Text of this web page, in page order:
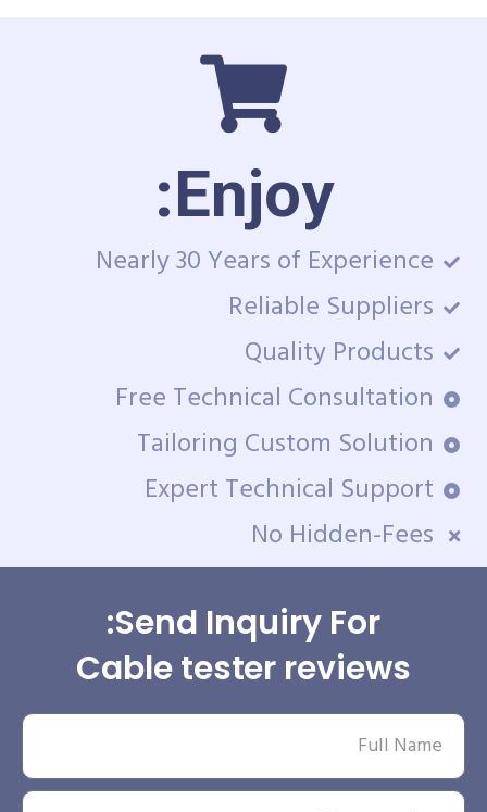
Enjoy:
Nearly 30 Years of Experience
Reliable Suppliers
Quality Products
Free Technical Consultation
Tailoring Custom Solution
Expert Technical Support
No Hidden-Fees
Send Inquiry For:
Cable tester reviews